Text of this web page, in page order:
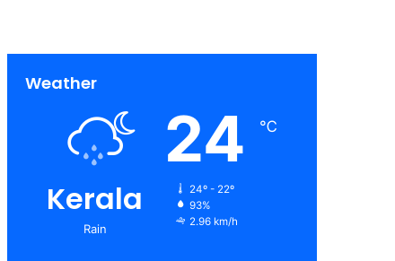
Weather
Kerala
Rain
24 ℃
24º - 22º
93%
2.96 km/h